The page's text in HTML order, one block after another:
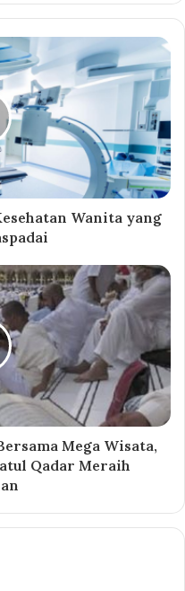
Wanita yang
Mega Wisata,
Qadar Meraih